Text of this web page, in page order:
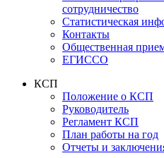
сотрудничество
Статистическая
Контакты
Общественная
ЕГИССО
КСП
Положение о КСП
Руководитель
Регламент КСП
План работы на год
Отчеты и